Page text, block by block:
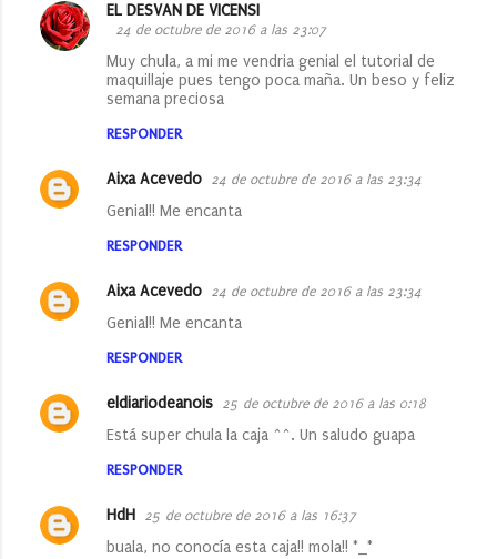
EL DESVAN DE VICENSI
24 de octubre de 2016 a las 23:07
Muy chula, a mi me vendria genial el tutorial de
maquillaje pues tengo poca maña. Un beso y feliz
semana preciosa
RESPONDER
Aixa Acevedo 24 de octubre de 2016 a las 23:34
Genial!! Me encanta
RESPONDER
Aixa Acevedo 24 de octubre de 2016 a las 23:34
Genial!! Me encanta
RESPONDER
eldiariodeanois 25 de octubre de 2016 a las 0:18
Está super chula la caja ^^. Un saludo guapa
RESPONDER
HdH 25 de octubre de 2016 a las 16:37
buala, no conocía esta caja!! mola!! *_*